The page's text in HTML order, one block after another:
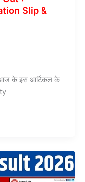
Slip &
आज के इस आर्टिकल के